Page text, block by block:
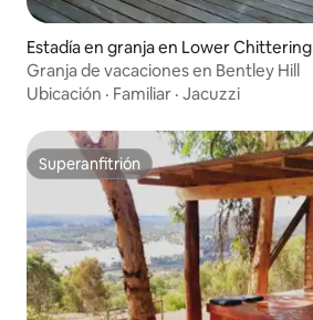
Estadía en granja en Lower Chittering
Granja de vacaciones en Bentley Hill
Ubicación · Familiar · Jacuzzi
Superanfitrión
Superanfitrión